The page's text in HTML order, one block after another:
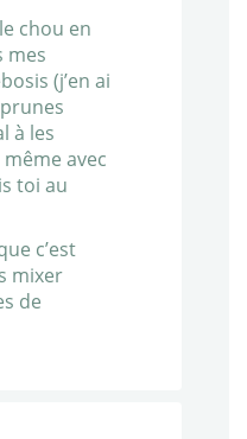
chou en
mes
(j’en ai
à les
avec
toi au
c’est
mixer
de